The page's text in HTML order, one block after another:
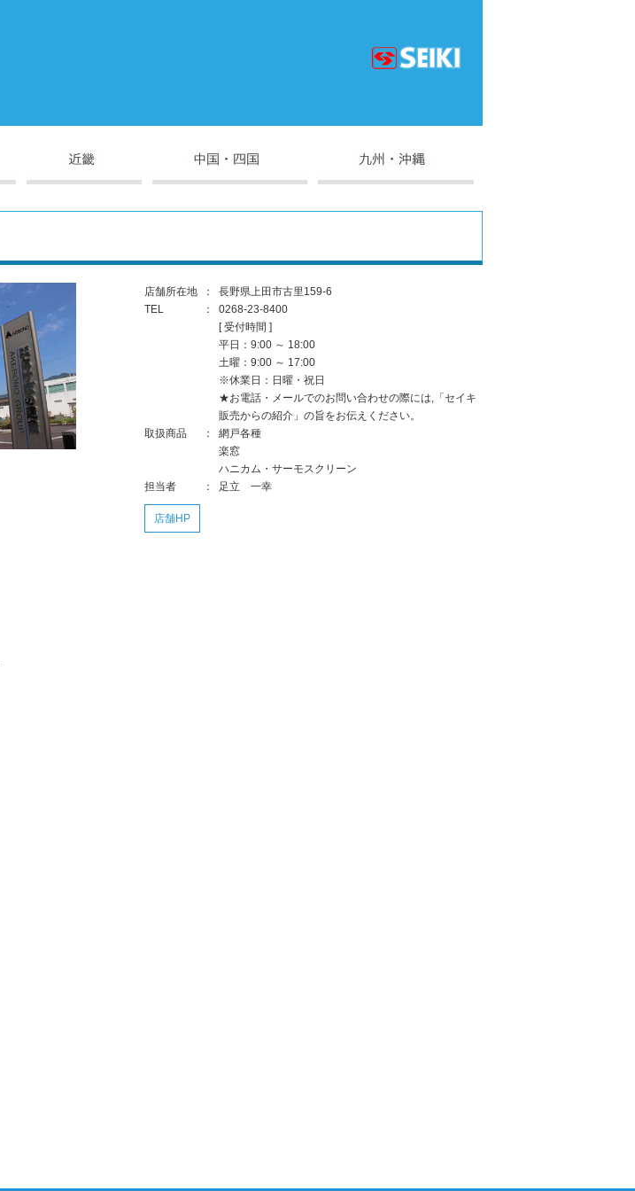
店舗所在地 ：
長野県上田市古里159-6
TEL
：
0268-23-8400
[ 受付時間 ]
平日：9:00 ～ 18:00
土曜：9:00 ～ 17:00
※休業日：日曜・祝日
★お電話・メールでのお問い合わせの際には,「セイキ
販売からの紹介」の旨をお伝えください。
取扱商品
：
網戸各種
楽窓
ハニカム・サーモスクリーン
担当者
： 足立 一幸
店舗HP